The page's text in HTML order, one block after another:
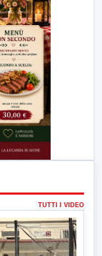
TUTTI I VIDEO